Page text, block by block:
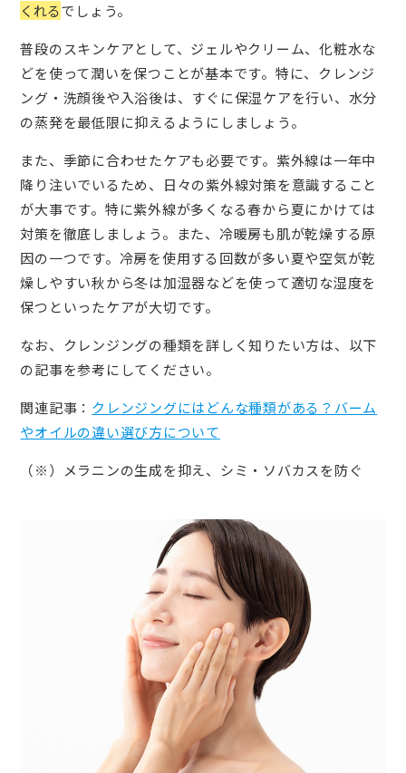
くれるでしょう。
普段のスキンケアとして、ジェルやクリーム、化粧水な
どを使って潤いを保つことが基本です。特に、クレンジ
ング・洗顔後や入浴後は、すぐに保湿ケアを行い、水分
の蒸発を最低限に抑えるようにしましょう。
また、季節に合わせたケアも必要です。紫外線は一年中
降り注いでいるため、日々の紫外線対策を意識すること
が大事です。特に紫外線が多くなる春から夏にかけては
対策を徹底しましょう。また、冷暖房も肌が乾燥する原
因の一つです。冷房を使用する回数が多い夏や空気が乾
燥しやすい秋から冬は加湿器などを使って適切な湿度を
保つといったケアが大切です。
なお、クレンジングの種類を詳しく知りたい方は、以下
の記事を参考にしてください。
関連記事： クレンジングにはどんな種類がある？バーム
やオイルの違い選び方について
（※）メラニンの生成を抑え、シミ・ソバカスを防ぐ